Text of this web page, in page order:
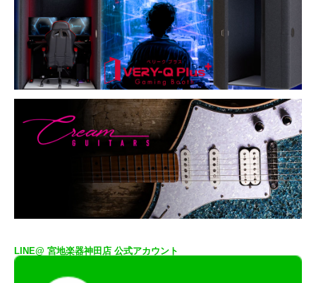
LINE@ 宮地楽器神田店 公式アカウント